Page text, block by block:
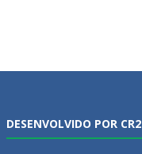
DESENVOLVIDO POR CR2